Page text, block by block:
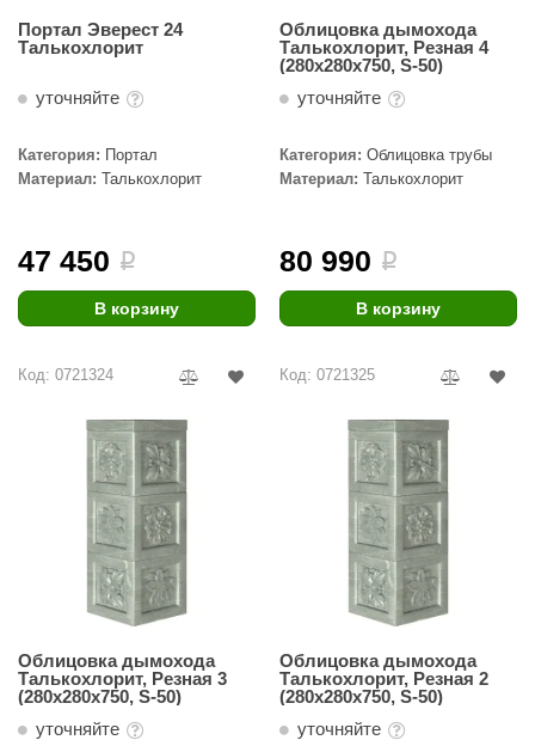
Портал Эверест 24
Талькохлорит
уточняйте
Категория: Портал
Материал: Талькохлорит
47 450 i
В корзину
Облицовка дымохода
Талькохлорит, Резная 4
(280х280х750, S-50)
уточняйте
Категория: Облицовка трубы
Материал: Талькохлорит
80 990 i
В корзину
Код: 0721324
Облицовка дымохода
Талькохлорит, Резная 3
(280х280х750, S-50)
уточняйте
Код: 0721325
Облицовка дымохода
Талькохлорит, Резная 2
(280х280х750, S-50)
уточняйте